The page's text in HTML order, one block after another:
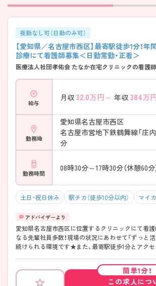
夜勤なし可（日勤のみ可）
【愛知県／名古屋市西区】最寄駅徒歩1分！
診療にて看護師募集＜日勤常勤・正看＞
医療法人社団孝佑会 たなか在宅クリニックの看護
給与
月収 32.0万円～ 年収 384万
勤務地
愛知県名古屋市西区
名古屋市営地下鉄鶴舞線「庄内
分
勤務時間
08時30分～17時30分（休憩60分
土日・祝日休み 駅チカ（徒歩10分以内） マイ
愛知県名古屋市西区に位置するクリニックにて看
なる先輩社員多数！現場の状況にあわせて「ずっと
続けられる環境です★また、最寄駅徒歩1分とアク
の方には詳細の情報や面接のポイントをお伝えしま
い合わせくださいませ。
簡単1分！
この求人につ